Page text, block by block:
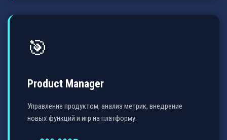
🎯
Product Manager
Управление продуктом, анализ метрик, внедрение
новых функций и игр на платформу.